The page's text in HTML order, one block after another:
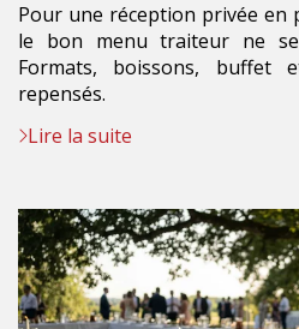
Pour une réception privée en
le bon menu traiteur ne
Formats, boissons, buffet
repensés.
Lire la suite